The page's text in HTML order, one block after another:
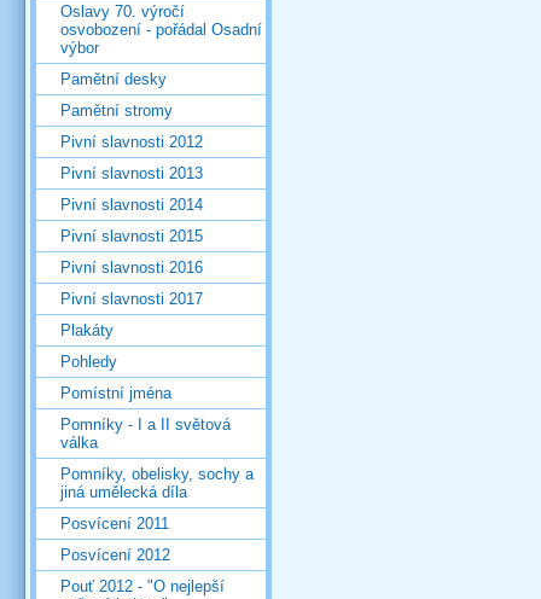
Oslavy 70. výročí
osvobození - pořádal Osadní
výbor
Pamětní desky
Pamětní stromy
Pivní slavnosti 2012
Pivní slavnosti 2013
Pivní slavnosti 2014
Pivní slavnosti 2015
Pivní slavnosti 2016
Pivní slavnosti 2017
Plakáty
Pohledy
Pomístní jména
Pomníky - I a II světová
válka
Pomníky, obelisky, sochy a
jiná umělecká díla
Posvícení 2011
Posvícení 2012
Pouť 2012 - "O nejlepší